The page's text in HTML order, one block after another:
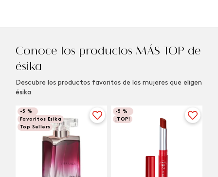
Conoce los productos MÁS TOP de
ésika
Descubre los productos favoritos de las mujeres que eligen
ésika
-5 %
Favoritos Esika
Top Sellers
-5 %
¡TOP!